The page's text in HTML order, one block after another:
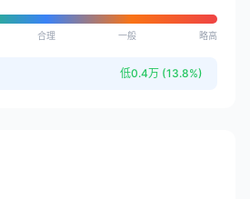
合理 一般 略高
低0.4万 (13.8%)